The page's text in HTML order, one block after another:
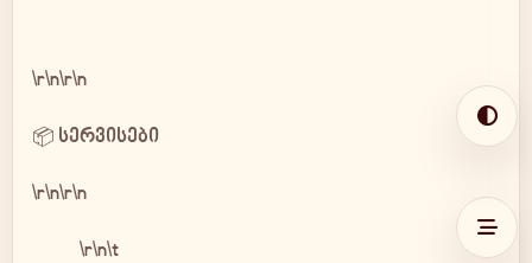
\r\n\r\n
📦 სერვისები
\r\n\r\n
\r\n\t